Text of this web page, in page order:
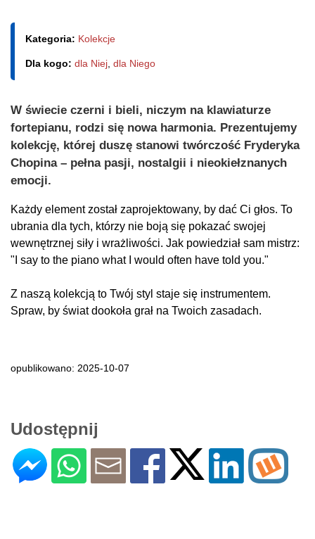
Kategoria: Kolekcje
Dla kogo: dla Niej, dla Niego
W świecie czerni i bieli, niczym na klawiaturze
fortepianu, rodzi się nowa harmonia. Prezentujemy
kolekcję, której duszę stanowi twórczość Fryderyka
Chopina – pełna pasji, nostalgii i nieokiełznanych
emocji.
Każdy element został zaprojektowany, by dać Ci głos. To
ubrania dla tych, którzy nie boją się pokazać swojej
wewnętrznej siły i wrażliwości. Jak powiedział sam mistrz:
"I say to the piano what I would often have told you."
Z naszą kolekcją to Twój styl staje się instrumentem.
Spraw, by świat dookoła grał na Twoich zasadach.
opublikowano: 2025-10-07
Udostępnij